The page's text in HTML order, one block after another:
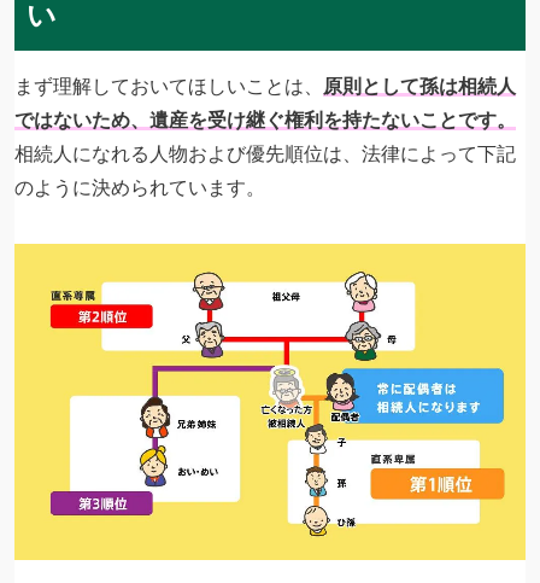
い
まず理解しておいてほしいことは、
原則として孫は相続人
ではないため、遺産を受け継ぐ権利を持たないことです。
相続人になれる人物および優先順位は、法律によって下記
のように決められています。